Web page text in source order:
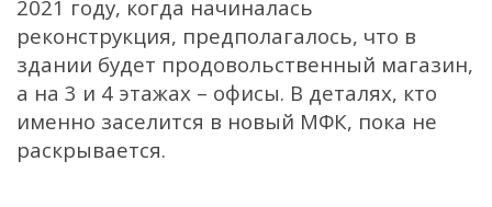
2021 году, когда начиналась
реконструкция, предполагалось, что в
здании будет продовольственный магазин,
а на 3 и 4 этажах – офисы. В деталях, кто
именно заселится в новый МФК, пока не
раскрывается.